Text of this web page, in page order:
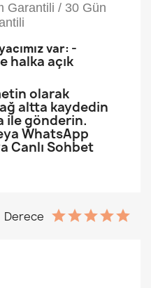
Garantili / 30 Gün
var: -
halka açık
olarak
altta kaydedin
ile gönderin.
WhatsApp
Canlı Sohbet
Derece